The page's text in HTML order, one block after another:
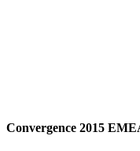
Convergence 2015